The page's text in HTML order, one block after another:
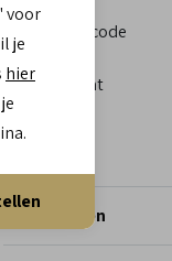
Leveranciercode
Bestelcode
Breedtemaat
Categorie
Kleur
Retourneren
voor
je
hier